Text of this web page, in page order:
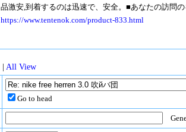
品激安,到着するのは迅速で、安全。■あなたの訪
https://www.tentenok.com/product-833.html
| All View
Go to head